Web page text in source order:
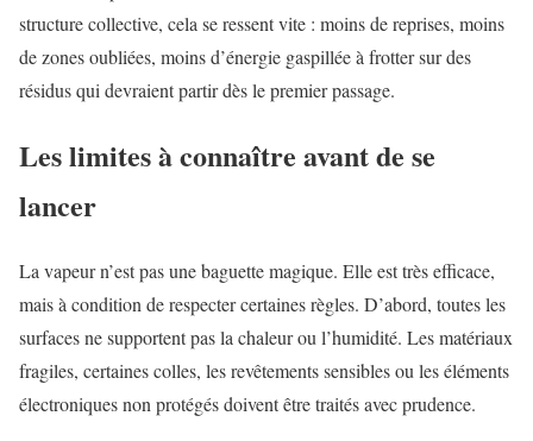
structure collective, cela se ressent vite : moins de reprises, moins
de zones oubliées, moins d’énergie gaspillée à frotter sur des
résidus qui devraient partir dès le premier passage.
Les limites à connaître avant de se
lancer
La vapeur n’est pas une baguette magique. Elle est très efficace,
mais à condition de respecter certaines règles. D’abord, toutes les
surfaces ne supportent pas la chaleur ou l’humidité. Les matériaux
fragiles, certaines colles, les revêtements sensibles ou les éléments
électroniques non protégés doivent être traités avec prudence.